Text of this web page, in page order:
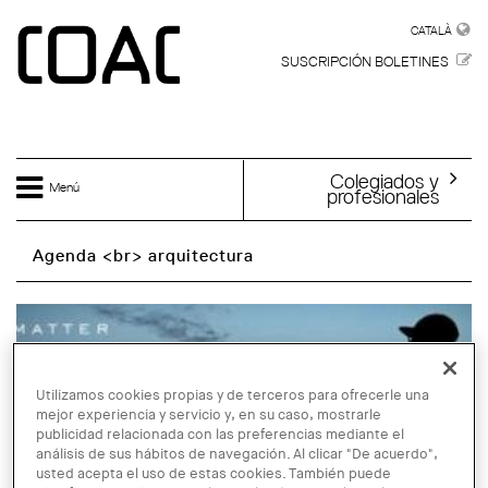
CATALÀ
SUSCRIPCIÓN BOLETINES
Menú Colegiados y
profesionales
Agenda <br> arquitectura
Utilizamos cookies propias y de terceros para ofrecerle una
mejor experiencia y servicio y, en su caso, mostrarle
publicidad relacionada con las preferencias mediante el
análisis de sus hábitos de navegación. Al clicar "De acuerdo",
usted acepta el uso de estas cookies. También puede